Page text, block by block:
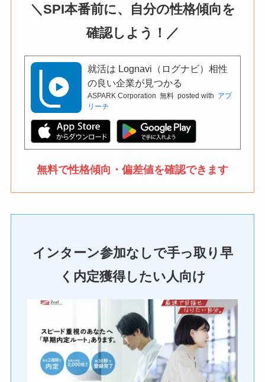
＼SPI本番前に、自分の性格傾向を
確認しよう！／
就活は Lognavi（ログナビ）相性
の良い企業が見つかる
ASPARK Corporation 無料 posted with アプ
リーチ
無料で性格傾向・偏差値を確認できます
インターン参加なしで手っ取り早
く内定獲得したい人向け